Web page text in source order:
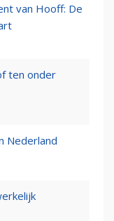
van Hooff: De
ten onder
Nederland